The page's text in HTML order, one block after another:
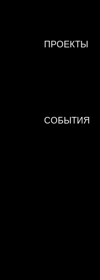
ПРОЕКТЫ
СОБЫТИЯ